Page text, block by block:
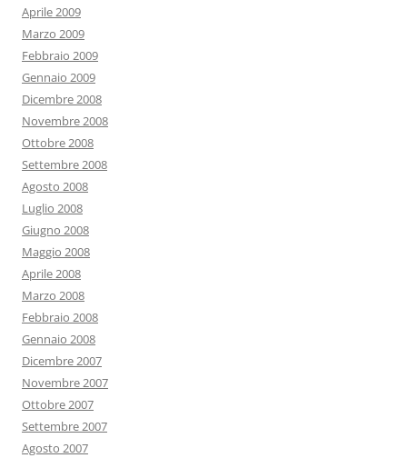
Aprile 2009
Marzo 2009
Febbraio 2009
Gennaio 2009
Dicembre 2008
Novembre 2008
Ottobre 2008
Settembre 2008
Agosto 2008
Luglio 2008
Giugno 2008
Maggio 2008
Aprile 2008
Marzo 2008
Febbraio 2008
Gennaio 2008
Dicembre 2007
Novembre 2007
Ottobre 2007
Settembre 2007
Agosto 2007